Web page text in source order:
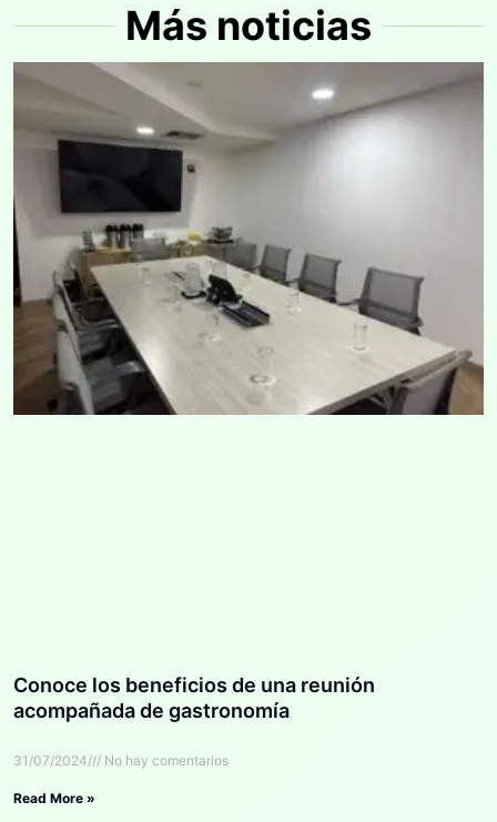
Más noticias
Conoce los beneficios de una reunión
acompañada de gastronomía
31/07/2024 No hay comentarios
Read More »